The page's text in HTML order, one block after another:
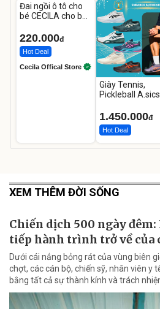
Đai ngồi ô tô cho
bé CECILA cho bé
220.000đ
Hot Deal
Cecila Offical Store
Giày Tennis,
Pickleball A.sics
Các Phối Màu
1.450.000đ
Hot Deal
XEM THÊM ĐỜI SỐNG
Chiến dịch 500 ngày
tiếp hành trình trở về của
Dưới cái nắng bỏng rát của vùng biên
chợt, các cán bộ, chiến sỹ, nhân viên y
bằng tất cả sự thành kính và trách